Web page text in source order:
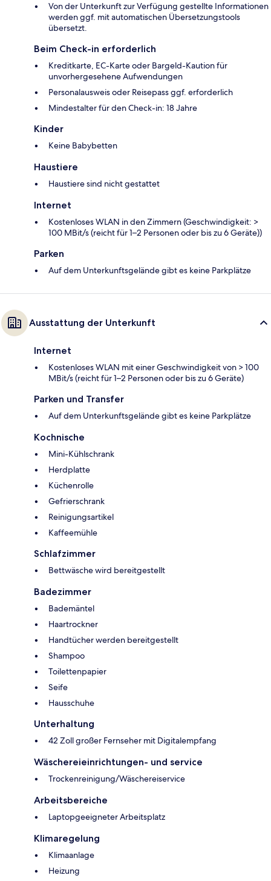
Von der Unterkunft zur Verfügung gestellte Informationen
werden ggf. mit automatischen Übersetzungstools
übersetzt.
Beim Check-in erforderlich
Kreditkarte, EC-Karte oder Bargeld-Kaution für
unvorhergesehene Aufwendungen
Personalausweis oder Reisepass ggf. erforderlich
Mindestalter für den Check-in: 18 Jahre
Kinder
Keine Babybetten
Haustiere
Haustiere sind nicht gestattet
Internet
Kostenloses WLAN in den Zimmern (Geschwindigkeit: >
100 MBit/s (reicht für 1–2 Personen oder bis zu 6 Geräte))
Parken
Auf dem Unterkunftsgelände gibt es keine Parkplätze
Ausstattung der Unterkunft
Internet
Kostenloses WLAN mit einer Geschwindigkeit von > 100
MBit/s (reicht für 1–2 Personen oder bis zu 6 Geräte)
Parken und Transfer
Auf dem Unterkunftsgelände gibt es keine Parkplätze
Kochnische
Mini-Kühlschrank
Herdplatte
Küchenrolle
Gefrierschrank
Reinigungsartikel
Kaffeemühle
Schlafzimmer
Bettwäsche wird bereitgestellt
Badezimmer
Bademäntel
Haartrockner
Handtücher werden bereitgestellt
Shampoo
Toilettenpapier
Seife
Hausschuhe
Unterhaltung
42 Zoll großer Fernseher mit Digitalempfang
Wäschereieinrichtungen- und service
Trockenreinigung/Wäschereiservice
Arbeitsbereiche
Laptopgeeigneter Arbeitsplatz
Klimaregelung
Klimaanlage
Heizung